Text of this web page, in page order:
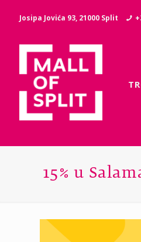
Josipa Jovića 93, 21000 Split
15% u